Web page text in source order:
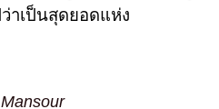
าเป็นสุดยอดแห่ง